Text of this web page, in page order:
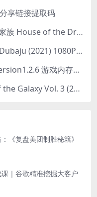
享链接提取码
HBO 权力的游戏前传 龙之家族 House of the Dragon (2022) 中字 1080P 更新4集
迪拜的女孩 Dziewczyny z Dubaju (2021) 1080P 中字
IOS 越狱软件iMemScan version1.2.6 游戏内存修改器
银河护卫队3 Guardians of the Galaxy Vol. 3 (2023)4K高清资源1080p只分享精品
《复盘美团制胜秘籍》
｜谷歌精准挖掘大客户